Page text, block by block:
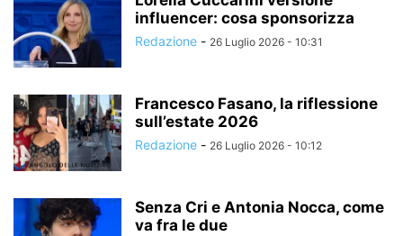
influencer: cosa sponsorizza
Redazione - 26 Luglio 2026 - 10:31
Francesco Fasano, la riflessione
sull’estate 2026
Redazione - 26 Luglio 2026 - 10:12
Senza Cri e Antonia Nocca, come
va fra le due